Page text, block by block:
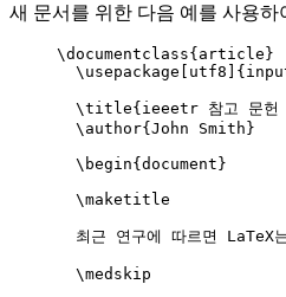
새 문서를 위한 다음 예를 사용
\documentclass{ article }
\usepackage
utf8 ]{
\title{ieeetr 참고 문헌
\author{John Smith}
\begin{ document }
\maketitle
최근 연구에 따르면
\medskip